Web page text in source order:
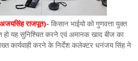
राजपूत)- किसान भाईयो को गुणवत्ता युक्त
हो यह सुनिश्चित करने एवं अमानक खाद बीज का
कार्यवाही करने के निर्देश कलेक्टर धनंजय सिंह ने